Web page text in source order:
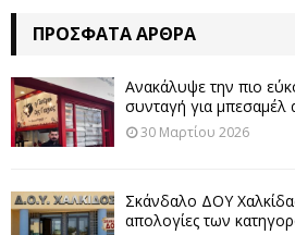
ΠΡΌΣΦΑΤΑ ΆΡΘΡΑ
Ανακάλυψε την πιο
συνταγή για
30 Μαρτίου 2026
Σκάνδαλο ΔΟΥ
απολογίες των